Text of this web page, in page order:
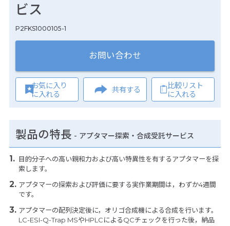
ビス
P2FKS1000105-1
お問い合わせ
お気に入り
に入れる
共有する
比較リスト
に入れる
製品の特長 - アプタマー探索・合成受託サービス
目的分子への高い親和力および高い特異性を有するアプタマーを探
索します。
アプタマーの探索および評価に要する実作業期間は，わずか4週間
です。
アプタマーの配列決定後に，オリゴ合成機による合成を行います。
LC-ESI-Q-Trap MSやHPLCによるQCチェックを行った後，納品